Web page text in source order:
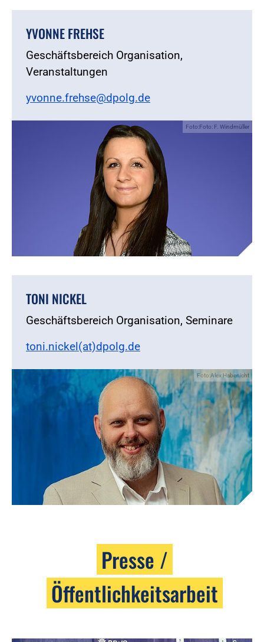
YVONNE FREHSE
Geschäftsbereich Organisation,
Veranstaltungen
yvonne.frehse@dpolg.de
Foto:Foto: F. Windmüller
TONI NICKEL
Geschäftsbereich Organisation, Seminare
toni.nickel(at)dpolg.de
Foto:Alex Habenicht
Presse /
Öffentlichkeitsarbeit